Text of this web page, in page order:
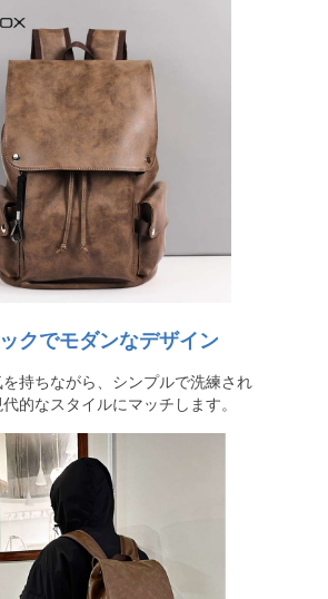
クでモダンなデザイン
持ちながら、シンプルで洗練され
的なスタイルにマッチします。